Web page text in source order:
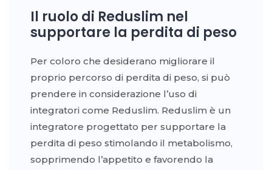
Il ruolo di Reduslim nel
supportare la perdita di peso
Per coloro che desiderano migliorare il
proprio percorso di perdita di peso, si può
prendere in considerazione l’uso di
integratori come Reduslim. Reduslim è un
integratore progettato per supportare la
perdita di peso stimolando il metabolismo,
sopprimendo l’appetito e favorendo la